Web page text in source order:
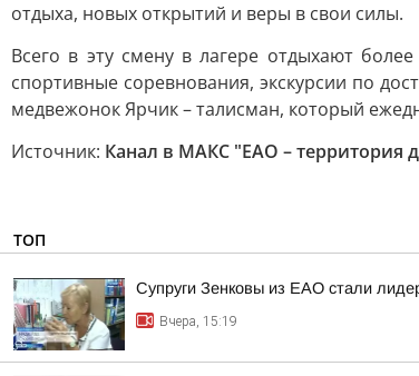
отдыха, новых открытий и веры в свои силы.
Всего в эту смену в лагере отдыхают
спортивные соревнования, экскурсии по
медвежонок Ярчик – талисман, который
Источник: Канал в МАКС "ЕАО – территория
ТОП
Супруги Зенковы из ЕАО стали
Вчера, 15:19